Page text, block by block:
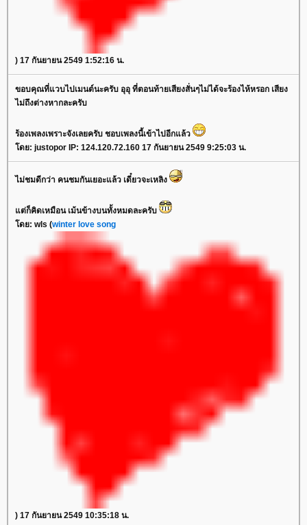
) 17 กันยายน 2549 1:52:16 น.
ขอบคุณที่แวบไปเมนต์นะครับ อุอุ ที่ตอนท้ายเสียงสั่นๆไม่ได้จะร้องไห้หรอก เสียง
ไม่ถึงต่างหากละครับ
ร้องเพลงเพราะจังเลยครับ ชอบเพลงนี้เข้าไปอีกแล้ว
โดย: justopor IP: 124.120.72.160 17 กันยายน 2549 9:25:03 น.
ไม่ชมดีกว่า คนชมกันเยอะแล้ว เดี๋ยวจะเหลิง
แต่ก็คิดเหมือน เม้นข้างบนทั้งหมดละครับ
โดย: wls (winter love song
) 17 กันยายน 2549 10:35:18 น.